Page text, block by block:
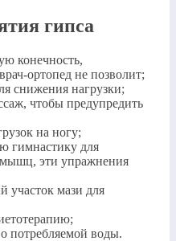
гипса
конечность,
ортопед не позволит;
снижения нагрузки;
чтобы предупредить
на ногу;
гимнастику для
эти упражнения
участок мази для
потребляемой воды.